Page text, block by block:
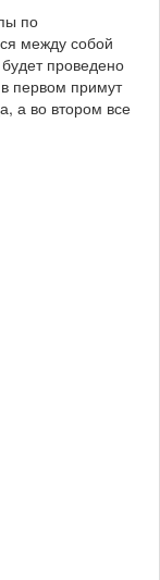
по
между собой
проведено
первом примут
а во втором все